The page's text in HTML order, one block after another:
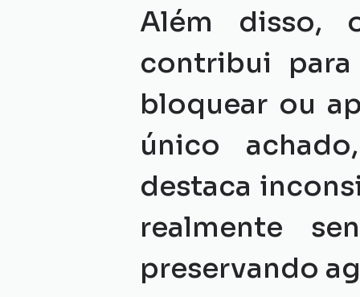
Além disso,
contribui
bloquear ou
único
destaca
realmente
preservando